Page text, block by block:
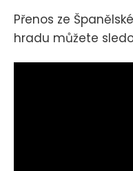
Přenos ze
hradu můžete